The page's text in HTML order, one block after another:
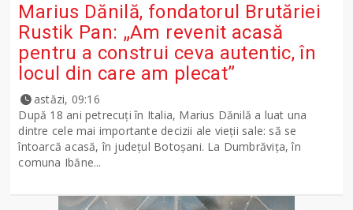
Marius Dănilă, fondatorul Brutăriei
Rustik Pan: „Am revenit acasă
pentru a construi ceva autentic, în
locul din care am plecat”
astăzi, 09:16
După 18 ani petrecuți în Italia, Marius Dănilă a luat una
dintre cele mai importante decizii ale vieții sale: să se
întoarcă acasă, în județul Botoșani. La Dumbrăvița, în
comuna Ibăne...